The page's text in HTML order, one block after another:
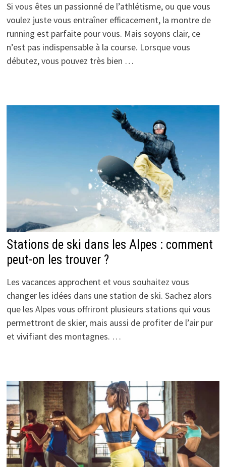
Si vous êtes un passionné de l’athlétisme, ou que vous
voulez juste vous entraîner efficacement, la montre de
running est parfaite pour vous. Mais soyons clair, ce
n’est pas indispensable à la course. Lorsque vous
débutez, vous pouvez très bien …
Stations de ski dans les Alpes : comment
peut-on les trouver ?
Les vacances approchent et vous souhaitez vous
changer les idées dans une station de ski. Sachez alors
que les Alpes vous offriront plusieurs stations qui vous
permettront de skier, mais aussi de profiter de l’air pur
et vivifiant des montagnes. …